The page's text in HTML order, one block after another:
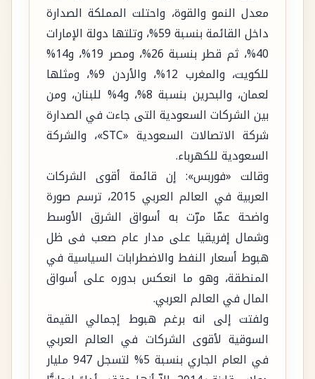
معدل النمو والقوة، واحتلت المملكة الصدارة
داخل القائمة بنسبة 59%، وتلتها دولة الإمارات
40%، ثم قطر بنسبة 26%، ومصر 19%، و14%
للكويت، والمغرب 12%، والأردن 9%، ومثلها
لعمان، والبحرين بنسبة 8%، و4% للبنان، ومن
بين الشركات السعودية التى جاءت في الصدارة
شركة الاتصالات السعودية «STC»، والشركة
السعودية للكهرباء.
وقالت «فوربس»: إن قائمة أقوى الشركات
العربية في العالم العربي 2015، ترسم صورة
واضحة عمّا مرّت به أسواق الشرق الأوسط
وشمال إفريقيا على مدار عام صعب فى ظل
هبوط أسعار النفط والاضطرابات السياسية في
المنطقة، وهو ما انعكس بدوره على أسواق
المال في العالم العربي.
ولفتت إلى انه برغم هبوط إجمالي القيمة
السوقية لأقوى الشركات في العالم العربي
في العام الجاري بنسبة 5% لتسجل 947 مليار